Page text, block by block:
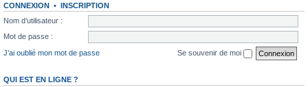
CONNEXION • INSCRIPTION
Nom d’utilisateur :
Mot de passe :
J’ai oublié mon mot de passe
Se souvenir de moi
QUI EST EN LIGNE ?